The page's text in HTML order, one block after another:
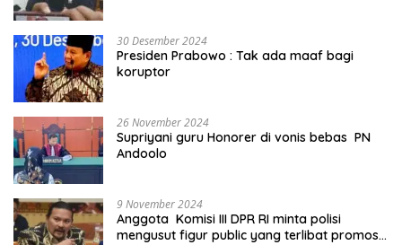
30 Desember 2024
Presiden Prabowo : Tak ada maaf bagi
koruptor
26 November 2024
Supriyani guru Honorer di vonis bebas PN
Andoolo
9 November 2024
Anggota Komisi III DPR RI minta polisi
mengusut figur public yang terlibat promosi